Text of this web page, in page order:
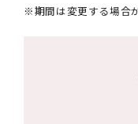
※期間は変更する場合